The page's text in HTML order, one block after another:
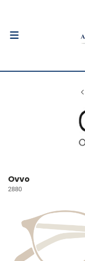
Ovvo
2880